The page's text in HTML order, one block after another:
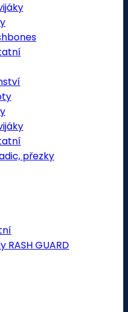
přezky
RASH GUARD